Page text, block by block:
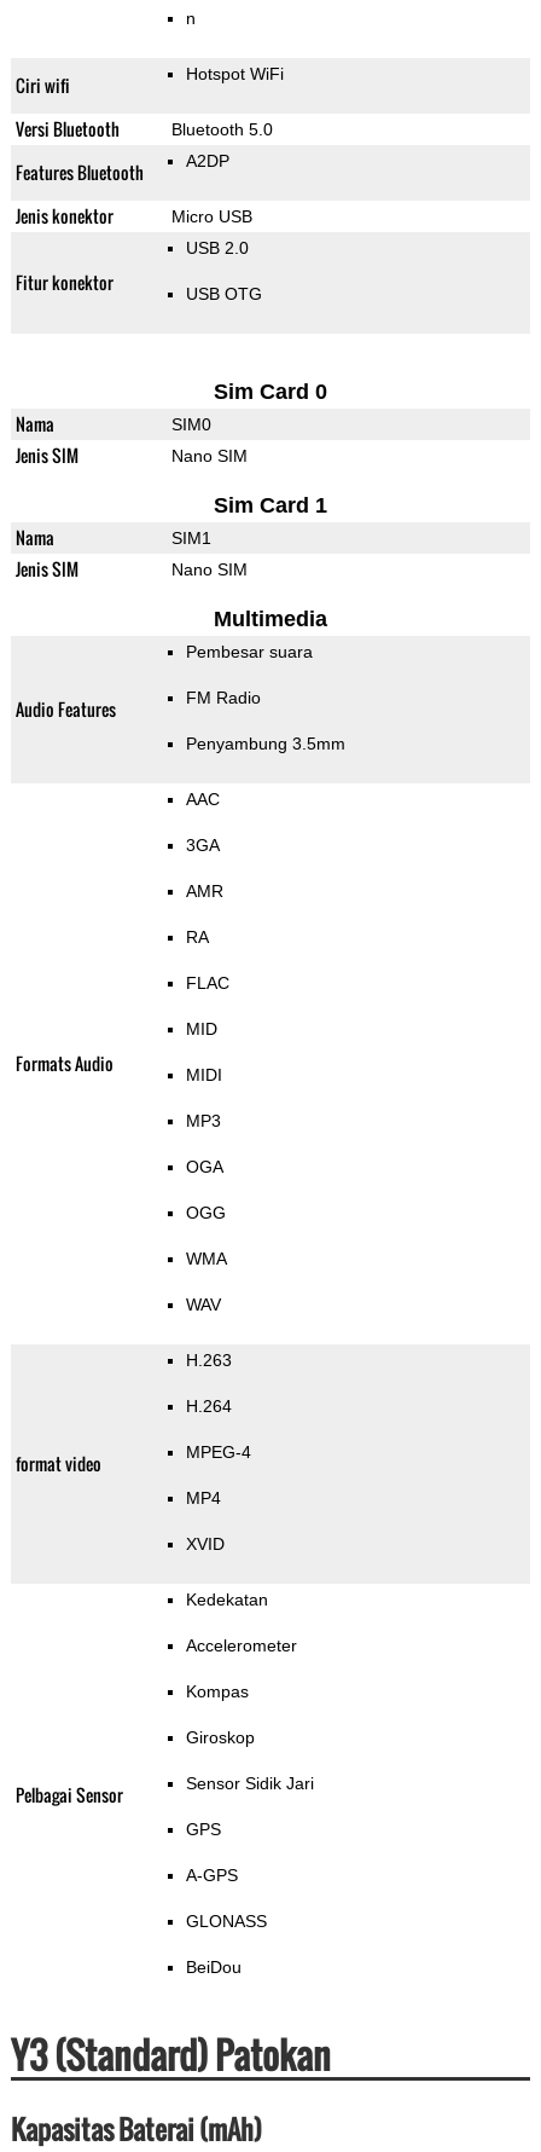
n
Ciri wifi Hotspot WiFi
Versi Bluetooth Bluetooth 5.0
Features Bluetooth A2DP
Jenis konektor Micro USB
Fitur konektor
USB 2.0
USB OTG
Sim Card 0
Nama SIM0
Jenis SIM Nano SIM
Sim Card 1
Nama SIM1
Jenis SIM Nano SIM
Multimedia
Audio Features
Pembesar suara
FM Radio
Penyambung 3.5mm
Formats Audio
AAC
3GA
AMR
RA
FLAC
MID
MIDI
MP3
OGA
OGG
WMA
WAV
format video
H.263
H.264
MPEG-4
MP4
XVID
Pelbagai Sensor
Kedekatan
Accelerometer
Kompas
Giroskop
Sensor Sidik Jari
GPS
A-GPS
GLONASS
BeiDou
Y3 (Standard) Patokan
Kapasitas Baterai (mAh)